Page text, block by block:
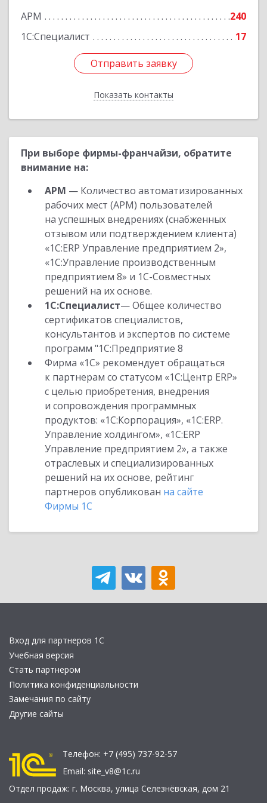
АРМ
240
1С:Специалист
17
Отправить заявку
Показать контакты
Отправить заявку
Назад
При выборе фирмы-франчайзи, обратите
внимание на:
АРМ — Количество автоматизированных
рабочих мест (АРМ) пользователей
на успешных внедрениях (снабженных
отзывом или подтверждением клиента)
«1С:ERP Управление предприятием 2»,
«1С:Управление производственным
предприятием 8» и 1С-Совместных
решений на их основе.
1С:Специалист— Общее количество
сертификатов специалистов,
консультантов и экспертов по системе
программ "1С:Предприятие 8
Фирма «1С» рекомендует обращаться
к партнерам со статусом «1С:Центр ERP»
с целью приобретения, внедрения
и сопровождения программных
продуктов: «1С:Корпорация», «1С:ERP.
Управление холдингом», «1С:ERP
Управление предприятием 2», а также
отраслевых и специализированных
решений на их основе, рейтинг
партнеров опубликован на сайте
Фирмы 1С
Вход для партнеров 1С
Учебная версия
Стать партнером
Политика конфиденциальности
Замечания по сайту
Другие сайты
Телефон: +7 (495) 737-92-57
Email: site_v8@1c.ru
Отдел продаж: г. Москва, улица Селезнёвская, дом 21